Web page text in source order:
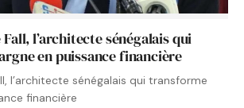
l’architecte sénégalais qui
en puissance financière
l’architecte sénégalais qui transforme
financière